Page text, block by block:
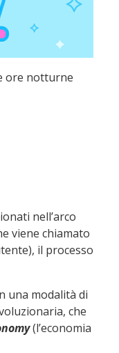
ore notturne
nell’arco
viene chiamato
il processo
una modalità di
che
(l’economia